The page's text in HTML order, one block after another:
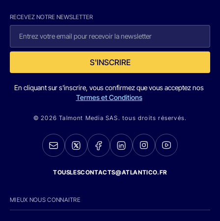
RECEVEZ NOTRE NEWSLETTER
S'INSCRIRE
En cliquant sur s'inscrire, vous confirmez que vous acceptez nos
Termes et Conditions
© 2026 Talmont Media SAS. tous droits réservés.
TOUSLESCONTACTS@ATLANTICO.FR
MIEUX NOUS CONNAITRE